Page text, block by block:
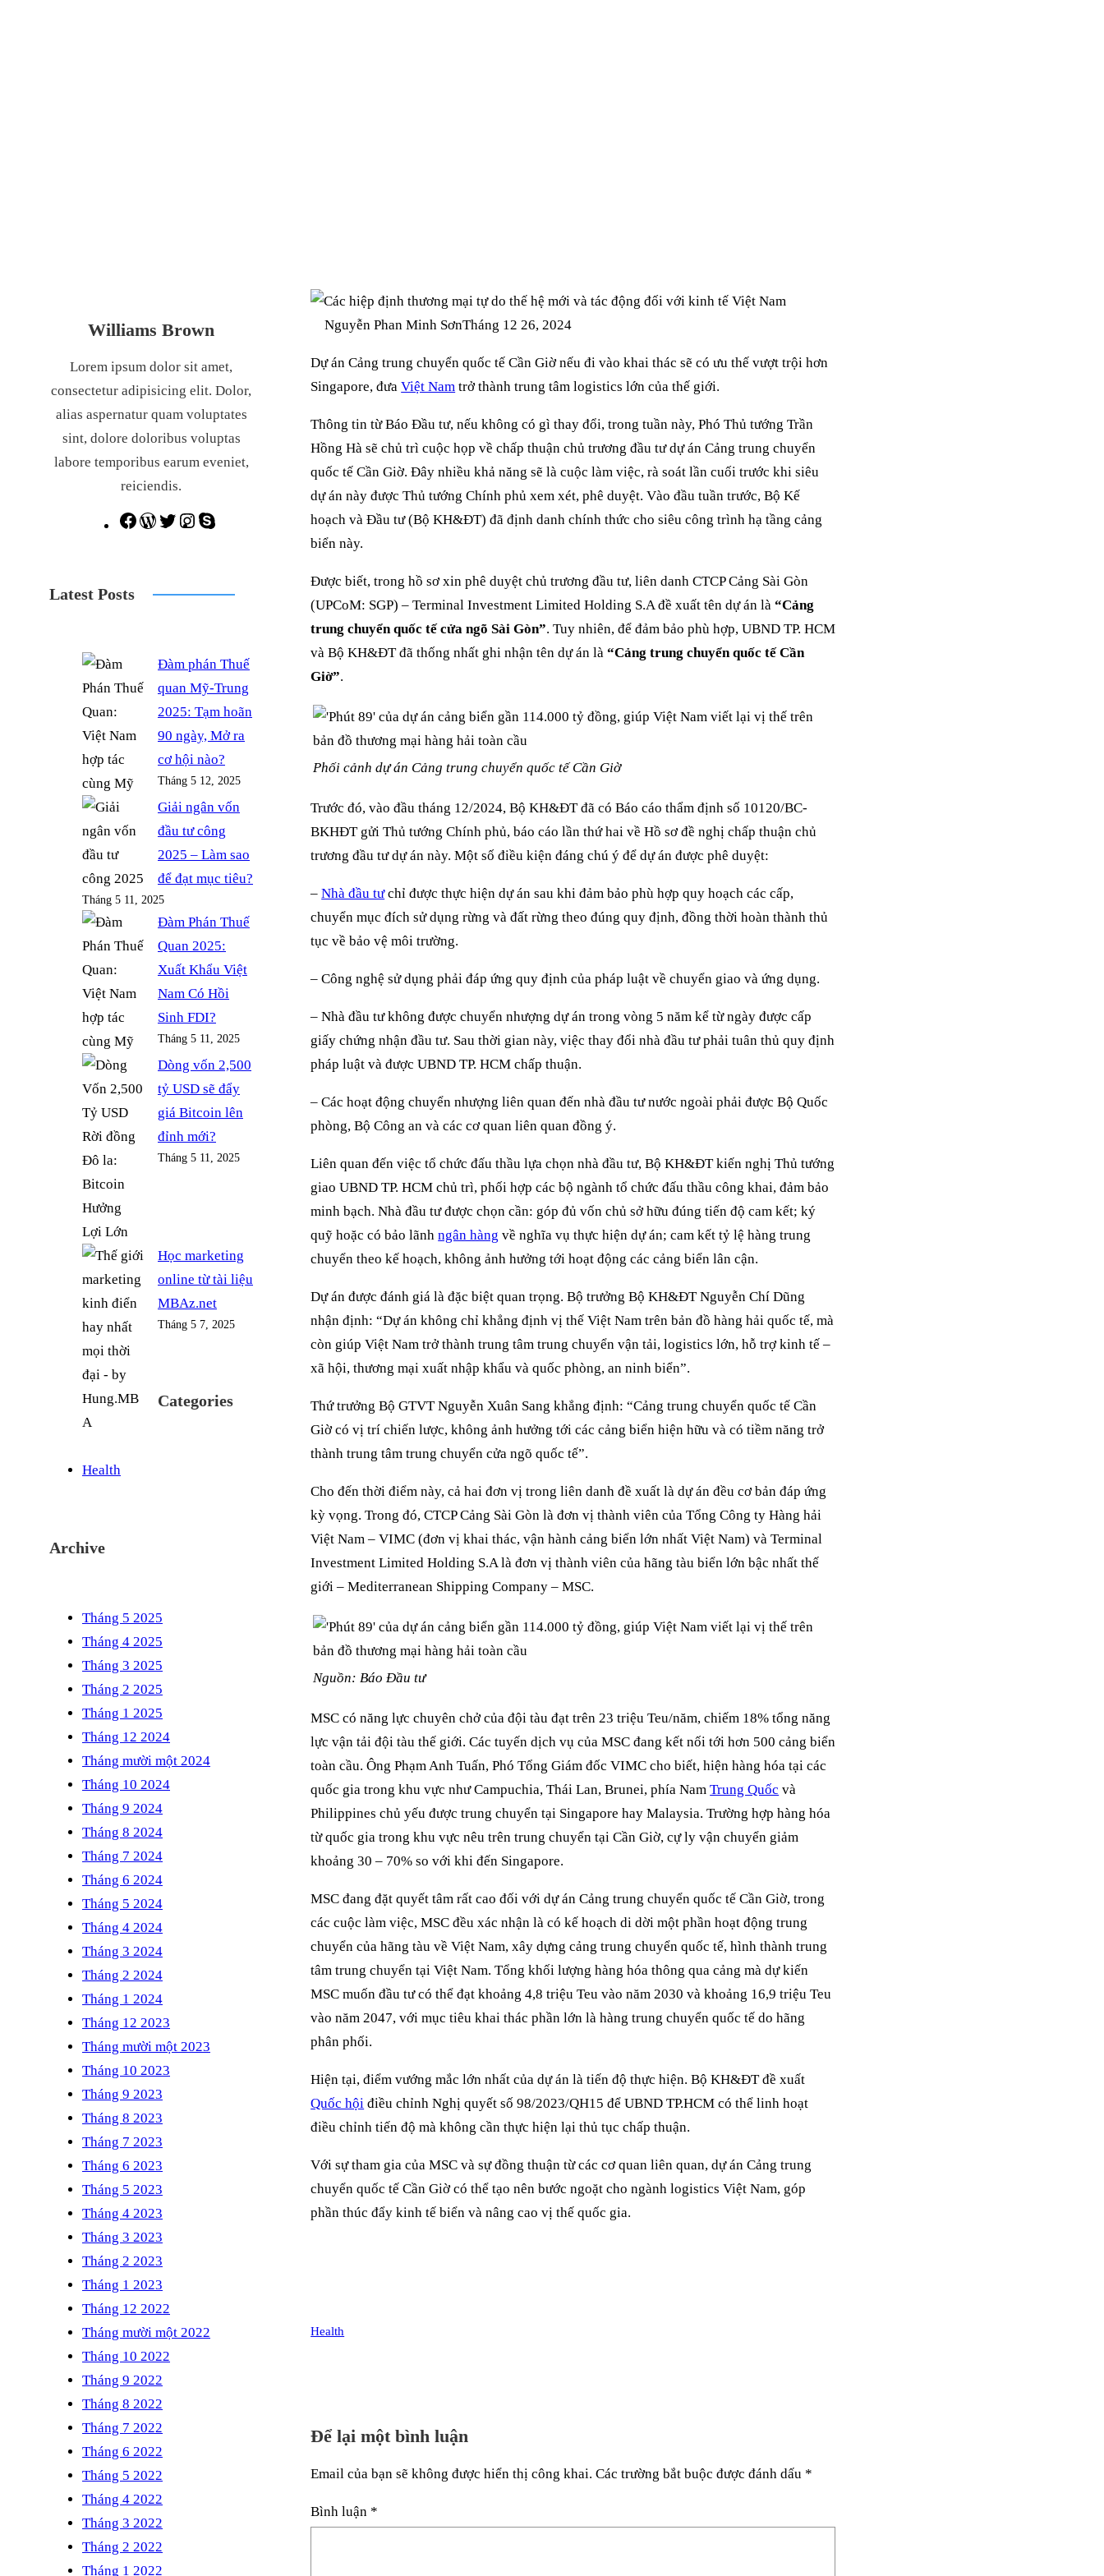
Williams Brown
Lorem ipsum dolor sit amet,
consectetur adipisicing elit. Dolor,
alias aspernatur quam voluptates
sint, dolore doloribus voluptas
labore temporibus earum eveniet,
reiciendis.
F
k
W
d
e
s
s
T
t
r
I
t
r
a
m
p
Latest Posts
Đàm phán Thuế
quan Mỹ-Trung
2025: Tạm hoãn
90 ngày, Mở ra
cơ hội nào?
Tháng 5 12, 2025
Giải ngân vốn
đầu tư công
2025 – Làm sao
để đạt mục tiêu?
Tháng 5 11, 2025
Đàm Phán Thuế
Quan 2025:
Xuất Khẩu Việt
Nam Có Hồi
Sinh FDI?
Tháng 5 11, 2025
Dòng vốn 2,500
tỷ USD sẽ đẩy
giá Bitcoin lên
đỉnh mới?
Tháng 5 11, 2025
Học marketing
online từ tài liệu
MBAz.net
Tháng 5 7, 2025
Categories
Health
Archive
Tháng 5 2025
Tháng 4 2025
Tháng 3 2025
Tháng 2 2025
Tháng 1 2025
Tháng 12 2024
Tháng mười một 2024
Tháng 10 2024
Tháng 9 2024
Tháng 8 2024
Tháng 7 2024
Tháng 6 2024
Tháng 5 2024
Tháng 4 2024
Tháng 3 2024
Tháng 2 2024
Tháng 1 2024
Tháng 12 2023
Tháng mười một 2023
Tháng 10 2023
Tháng 9 2023
Tháng 8 2023
Tháng 7 2023
Tháng 6 2023
Tháng 5 2023
Tháng 4 2023
Tháng 3 2023
Tháng 2 2023
Tháng 1 2023
Tháng 12 2022
Tháng mười một 2022
Tháng 10 2022
Tháng 9 2022
Tháng 8 2022
Tháng 7 2022
Tháng 6 2022
Tháng 5 2022
Tháng 4 2022
Tháng 3 2022
Tháng 2 2022
Tháng 1 2022
Nguyễn Phan Minh SơnTháng 12 26, 2024
Dự án Cảng trung chuyển quốc tế Cần Giờ nếu đi vào khai thác sẽ có ưu thế vượt trội hơn
Singapore, đưaViệt Nam trở thành trung tâm logistics lớn của thế giới.
Thông tin từ Báo Đầu tư, nếu không có gì thay đổi, trong tuần này, Phó Thủ tướng Trần
Hồng Hà sẽ chủ trì cuộc họp về chấp thuận chủ trương đầu tư dự án Cảng trung chuyển
quốc tế Cần Giờ. Đây nhiều khả năng sẽ là cuộc làm việc, rà soát lần cuối trước khi siêu
dự án này được Thủ tướng Chính phủ xem xét, phê duyệt. Vào đầu tuần trước, Bộ Kế
hoạch và Đầu tư (Bộ KH&ĐT) đã định danh chính thức cho siêu công trình hạ tầng cảng
biển này.
Được biết, trong hồ sơ xin phê duyệt chủ trương đầu tư, liên danh CTCP Cảng Sài Gòn
(UPCoM: SGP) – Terminal Investment Limited Holding S.A đề xuất tên dự án là“Cảng
trung chuyển quốc tế cửa ngõ Sài Gòn”. Tuy nhiên, để đảm bảo phù hợp, UBND TP. HCM
và Bộ KH&ĐT đã thống nhất ghi nhận tên dự án là“Cảng trung chuyển quốc tế Cần
Giờ”.
Phối cảnh dự án Cảng trung chuyển quốc tế Cần Giờ
Trước đó, vào đầu tháng 12/2024, Bộ KH&ĐT đã có Báo cáo thẩm định số 10120/BC-
BKHĐT gửi Thủ tướng Chính phủ, báo cáo lần thứ hai về Hồ sơ đề nghị chấp thuận chủ
trương đầu tư dự án này. Một số điều kiện đáng chú ý để dự án được phê duyệt:
–Nhà đầu tưchỉ được thực hiện dự án sau khi đảm bảo phù hợp quy hoạch các cấp,
chuyển mục đích sử dụng rừng và đất rừng theo đúng quy định, đồng thời hoàn thành thủ
tục về bảo vệ môi trường.
– Công nghệ sử dụng phải đáp ứng quy định của pháp luật về chuyển giao và ứng dụng.
– Nhà đầu tư không được chuyển nhượng dự án trong vòng 5 năm kể từ ngày được cấp
giấy chứng nhận đầu tư. Sau thời gian này, việc thay đổi nhà đầu tư phải tuân thủ quy định
pháp luật và được UBND TP. HCM chấp thuận.
– Các hoạt động chuyển nhượng liên quan đến nhà đầu tư nước ngoài phải được Bộ Quốc
phòng, Bộ Công an và các cơ quan liên quan đồng ý.
Liên quan đến việc tổ chức đấu thầu lựa chọn nhà đầu tư, Bộ KH&ĐT kiến nghị Thủ tướng
giao UBND TP. HCM chủ trì, phối hợp các bộ ngành tổ chức đấu thầu công khai, đảm bảo
minh bạch. Nhà đầu tư được chọn cần: góp đủ vốn chủ sở hữu đúng tiến độ cam kết; ký
quỹ hoặc có bảo lãnhngân hàng về nghĩa vụ thực hiện dự án; cam kết tỷ lệ hàng trung
chuyển theo kế hoạch, không ảnh hưởng tới hoạt động các cảng biển lân cận.
Dự án được đánh giá là đặc biệt quan trọng. Bộ trưởng Bộ KH&ĐT Nguyễn Chí Dũng
nhận định: “Dự án không chỉ khẳng định vị thế Việt Nam trên bản đồ hàng hải quốc tế, mà
còn giúp Việt Nam trở thành trung tâm trung chuyển vận tải, logistics lớn, hỗ trợ kinh tế –
xã hội, thương mại xuất nhập khẩu và quốc phòng, an ninh biển”.
Thứ trưởng Bộ GTVT Nguyễn Xuân Sang khẳng định: “Cảng trung chuyển quốc tế Cần
Giờ có vị trí chiến lược, không ảnh hưởng tới các cảng biển hiện hữu và có tiềm năng trở
thành trung tâm trung chuyển cửa ngõ quốc tế”.
Cho đến thời điểm này, cả hai đơn vị trong liên danh đề xuất là dự án đều cơ bản đáp ứng
kỳ vọng. Trong đó, CTCP Cảng Sài Gòn là đơn vị thành viên của Tổng Công ty Hàng hải
Việt Nam – VIMC (đơn vị khai thác, vận hành cảng biển lớn nhất Việt Nam) và Terminal
Investment Limited Holding S.A là đơn vị thành viên của hãng tàu biển lớn bậc nhất thế
giới – Mediterranean Shipping Company – MSC.
Nguồn: Báo Đầu tư
MSC có năng lực chuyên chở của đội tàu đạt trên 23 triệu Teu/năm, chiếm 18% tổng năng
lực vận tải đội tàu thế giới. Các tuyến dịch vụ của MSC đang kết nối tới hơn 500 cảng biển
toàn cầu. Ông Phạm Anh Tuấn, Phó Tổng Giám đốc VIMC cho biết, hiện hàng hóa tại các
quốc gia trong khu vực như Campuchia, Thái Lan, Brunei, phía NamTrung Quốc và
Philippines chủ yếu được trung chuyển tại Singapore hay Malaysia. Trường hợp hàng hóa
từ quốc gia trong khu vực nêu trên trung chuyển tại Cần Giờ, cự ly vận chuyển giảm
khoảng 30 – 70% so với khi đến Singapore.
MSC đang đặt quyết tâm rất cao đối với dự án Cảng trung chuyển quốc tế Cần Giờ, trong
các cuộc làm việc, MSC đều xác nhận là có kế hoạch di dời một phần hoạt động trung
chuyển của hãng tàu về Việt Nam, xây dựng cảng trung chuyển quốc tế, hình thành trung
tâm trung chuyển tại Việt Nam. Tổng khối lượng hàng hóa thông qua cảng mà dự kiến
MSC muốn đầu tư có thể đạt khoảng 4,8 triệu Teu vào năm 2030 và khoảng 16,9 triệu Teu
vào năm 2047, với mục tiêu khai thác phần lớn là hàng trung chuyển quốc tế do hãng
phân phối.
Hiện tại, điểm vướng mắc lớn nhất của dự án là tiến độ thực hiện. Bộ KH&ĐT đề xuất
Quốc hội điều chỉnh Nghị quyết số 98/2023/QH15 để UBND TP.HCM có thể linh hoạt
điều chỉnh tiến độ mà không cần thực hiện lại thủ tục chấp thuận.
Với sự tham gia của MSC và sự đồng thuận từ các cơ quan liên quan, dự án Cảng trung
chuyển quốc tế Cần Giờ có thể tạo nên bước ngoặt cho ngành logistics Việt Nam, góp
phần thúc đẩy kinh tế biển và nâng cao vị thế quốc gia.
Health
Để lại một bình luận
Email của bạn sẽ không được hiển thị công khai. Các trường bắt buộc được đánh dấu *
Bình luận *